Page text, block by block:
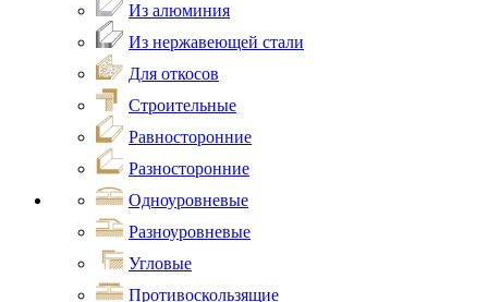
Из алюминия
Из нержавеющей стали
Для откосов
Строительные
Равносторонние
Разносторонние
Одноуровневые
Разноуровневые
Угловые
Противоскользящие